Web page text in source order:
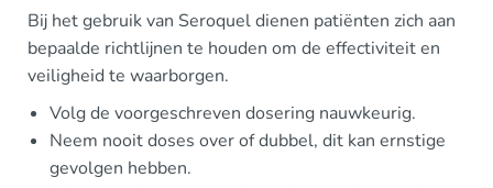
Bij het gebruik van Seroquel dienen patiënten zich aan
bepaalde richtlijnen te houden om de effectiviteit en
veiligheid te waarborgen.
Volg de voorgeschreven dosering nauwkeurig.
Neem nooit doses over of dubbel, dit kan ernstige
gevolgen hebben.